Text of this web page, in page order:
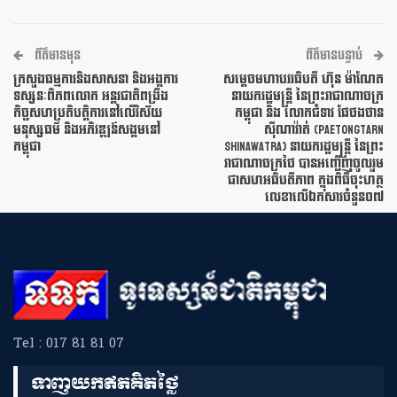
ព័ត៌មានមុន
ក្រសួងធម្មការនិងសាសនា និងអង្គការ
ទស្សនៈពិភពលោក អន្តរជាតិពង្រឹង
កិច្ចសហប្រតិបត្តិការនៅលើវិស័យ
មនុស្សធម៌ និងអភិវឌ្ឍន៍សង្គមនៅ
កម្ពុជា
ព័ត៌មានបន្ទាប់
សម្តេចមហាបវរធិបតី ហ៊ុន ម៉ាណែត
នាយករដ្ឋមន្ត្រី នៃព្រះរាជាណាចក្រ
កម្ពុជា និង លោកជំទាវ ផែថងថាន
ស៊ីណាវ៉ាត់ (Paetongtarn
Shinawatra) នាយករដ្ឋមន្ត្រី នៃព្រះ
រាជាណាចក្រថៃ បានអញ្ជើញចូលរួម
ជាសហអធិបតីភាព ក្នុងពិធីចុះហត្ថ
លេខាលើឯកសារចំនួន០៧
Tel : 017 81 81 07
ទាញយកឥតគិតថ្លៃ